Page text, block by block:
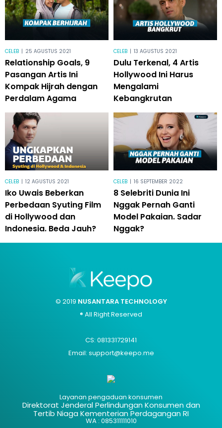
CELEB | 25 AGUSTUS 2021
Relationship Goals, 9
Pasangan Artis Ini
Kompak Hijrah dengan
Perdalam Agama
CELEB | 13 AGUSTUS 2021
Dulu Terkenal, 4 Artis
Hollywood Ini Harus
Mengalami
Kebangkrutan
CELEB | 12 AGUSTUS 2021
Iko Uwais Beberkan
Perbedaan Syuting Film
di Hollywood dan
Indonesia. Beda Jauh?
CELEB | 16 SEPTEMBER 2022
8 Selebriti Dunia Ini
Nggak Pernah Ganti
Model Pakaian. Sadar
Nggak?
© 2019 NUSANTARA TECHNOLOGY
® All Right Reserved
CS: 081331729141
Email: support@keepo.me
Layanan pengaduan konsumen
Direktorat Jenderal Perlindungan Konsumen dan
Tertib Niaga Kementerian Perdagangan RI
WA : 085311111010